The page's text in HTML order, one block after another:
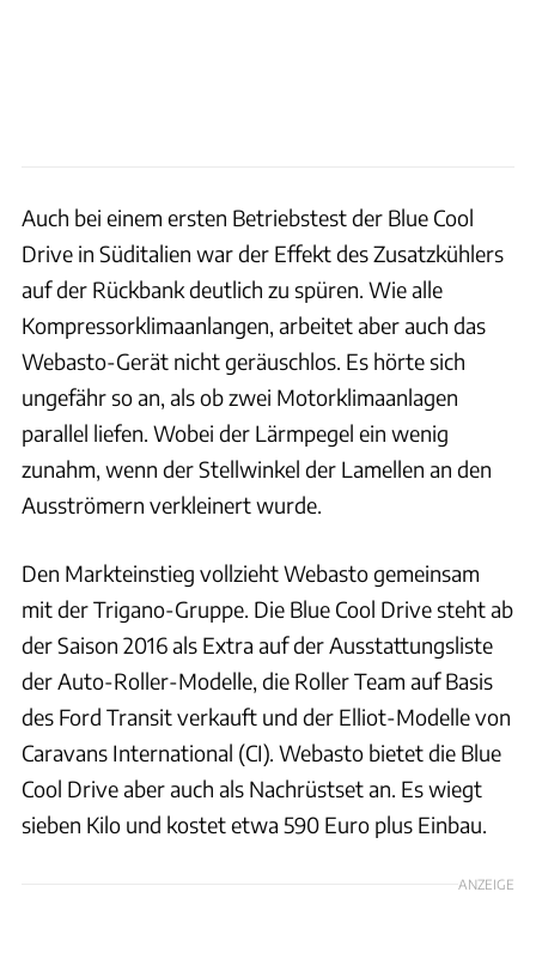
Auch bei einem ersten Betriebstest der Blue Cool
Drive in Süditalien war der Effekt des Zusatzkühlers
auf der Rückbank deutlich zu spüren. Wie alle
Kompressorklimaanlangen, arbeitet aber auch das
Webasto-Gerät nicht geräuschlos. Es hörte sich
ungefähr so an, als ob zwei Motorklimaanlagen
parallel liefen. Wobei der Lärmpegel ein wenig
zunahm, wenn der Stellwinkel der Lamellen an den
Ausströmern verkleinert wurde.
Den Markteinstieg vollzieht Webasto gemeinsam
mit der Trigano-Gruppe. Die Blue Cool Drive steht ab
der Saison 2016 als Extra auf der Ausstattungsliste
der Auto-Roller-Modelle, die Roller Team auf Basis
des Ford Transit verkauft und der Elliot-Modelle von
Caravans International (CI). Webasto bietet die Blue
Cool Drive aber auch als Nachrüstset an. Es wiegt
sieben Kilo und kostet etwa 590 Euro plus Einbau.
ANZEIGE